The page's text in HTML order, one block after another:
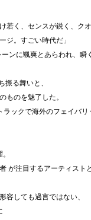
若く、センスが鋭く、ク
ジ。すごい時代だ」
ンに颯爽とあらわれ、瞬
振る舞いと、
ものを魅了した。
ックで海外のフェイバリ
が注目するアーティスト
容しても過言ではない、